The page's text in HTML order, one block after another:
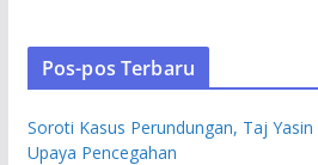
Pos-pos Terbaru
Soroti Kasus Perundungan, Taj
Upaya Pencegahan